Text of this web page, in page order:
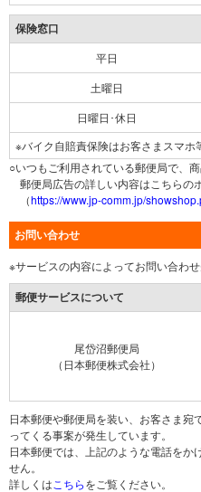
保険窓口
平日
土曜日
日曜日･休日
※バイク自賠責保険はお客さまスマホ
○いつもご利用されている郵便局で、
郵便局広告の詳しい内容はこちらの
（https://www.jp-comm.jp/
お問い合わせ
※サービスの内容によってお問い合わせ
郵便サービスについて
尾岱沼郵便局
（日本郵便株式会社）
日本郵便や郵便局を装い、お客さま
ってくる事案が発生しています。
日本郵便では、上記のような電話をか
せん。
詳しくは こちらをご覧ください。